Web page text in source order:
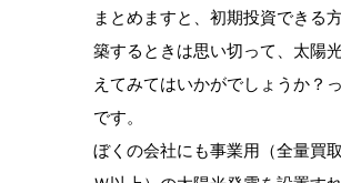
まとめますと、初期投資できる
築するときは思い切って、太陽
えてみてはいかがでしょうか？
です。
ぼくの会社にも事業用（全量買